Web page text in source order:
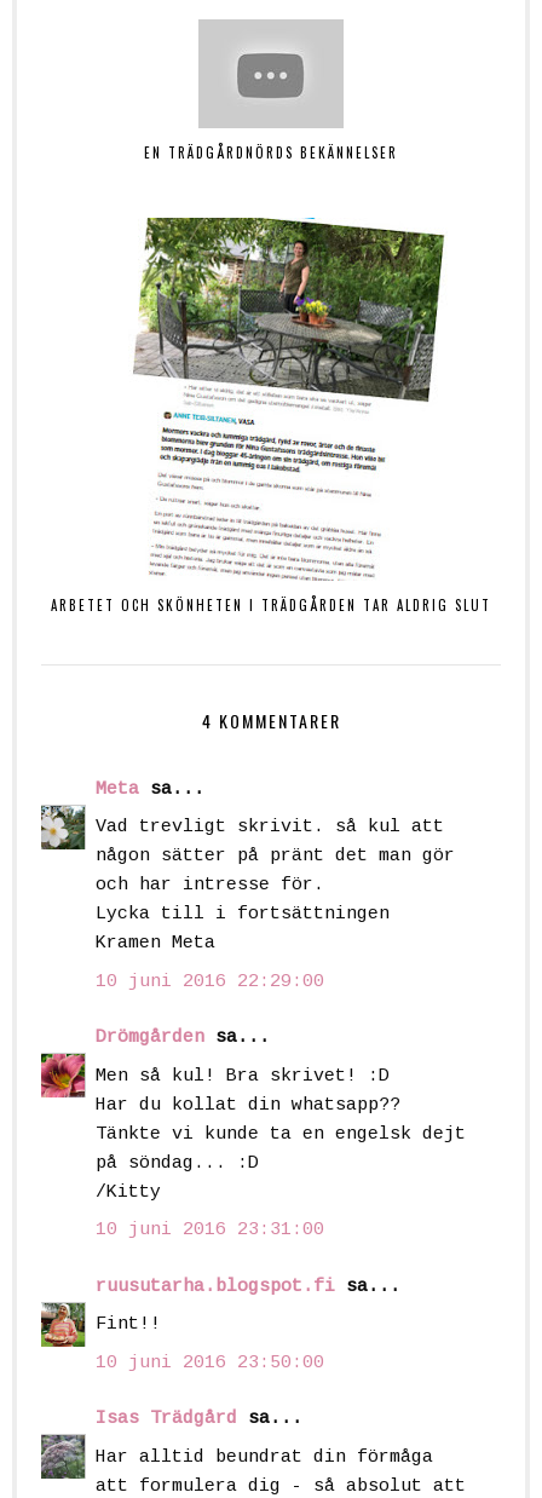
EN TRÄDGÅRDNÖRDS BEKÄNNELSER
ARBETET OCH SKÖNHETEN I TRÄDGÅRDEN TAR ALDRIG SLUT
4 KOMMENTARER
Meta sa...
Vad trevligt skrivit. så kul att
någon sätter på pränt det man gör
och har intresse för.
Lycka till i fortsättningen
Kramen Meta
10 juni 2016 22:29:00
Drömgården sa...
Men så kul! Bra skrivet! :D
Har du kollat din whatsapp??
Tänkte vi kunde ta en engelsk dejt
på söndag... :D
/Kitty
10 juni 2016 23:31:00
ruusutarha.blogspot.fi sa...
Fint!!
10 juni 2016 23:50:00
Isas Trädgård sa...
Har alltid beundrat din förmåga
att formulera dig - så absolut att